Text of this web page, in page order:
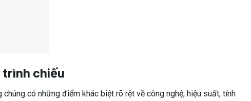
(đèn halogen, đèn LED, laser) và chiếu hình ảnh lên một bề